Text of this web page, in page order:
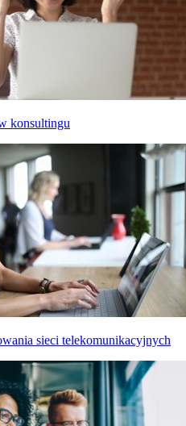
konsultingu
sieci telekomunikacyjnych